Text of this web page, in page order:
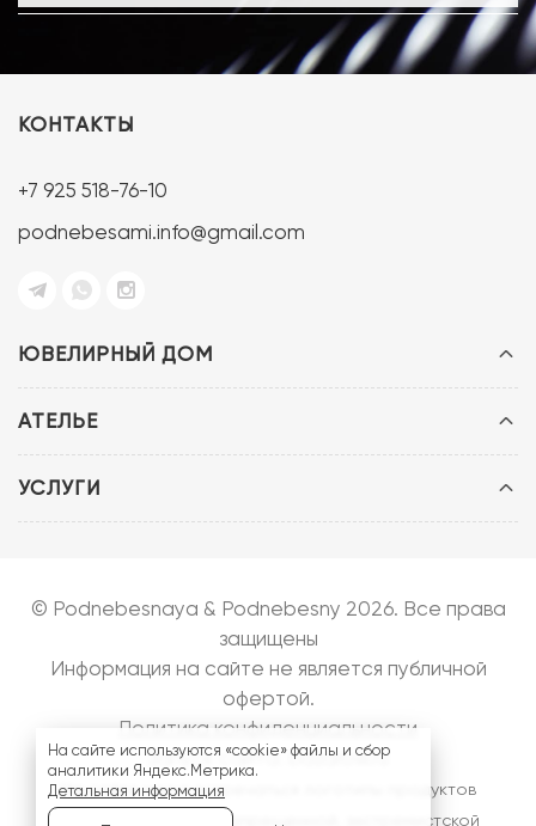
ЮВЕЛИРНЫЙ ДОМ
АТЕЛЬЕ
УСЛУГИ
КОНТАКТЫ
+7 925 518-76-10
podnebesami.info@gmail.com
© Podnebesnaya & Podnebesny 2026. Все права
защищены
Информация на сайте не является публичной
офертой.
Политика конфиденциальности
Запуск сайта:bazarow.ru
На сайте могут встречаться логотипы продуктов
- запрещенной, экстремистской
На сайте используются «cookie» файлы и сбор
аналитики Яндекс.Метрика.
Детальная информация